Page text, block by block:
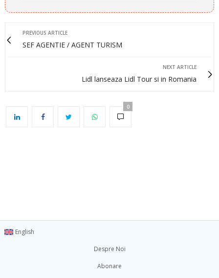
PREVIOUS ARTICLE
SEF AGENTIE / AGENT TURISM
NEXT ARTICLE
Lidl lanseaza Lidl Tour si in Romania
0
English
Despre Noi
Abonare